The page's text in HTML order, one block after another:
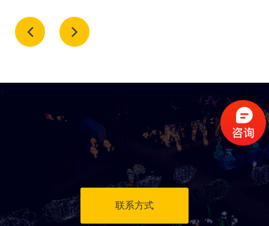
联系方式